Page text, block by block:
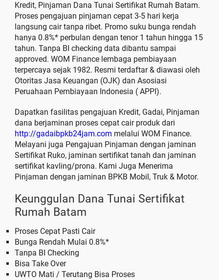
Kredit, Pinjaman Dana Tunai Sertifikat Rumah Batam.
Proses pengajuan pinjaman cepat 3-5 hari kerja
langsung cair tanpa ribet. Promo suku bunga rendah
hanya 0.8%* perbulan dengan tenor 1 tahun hingga 15
tahun. Tanpa BI checking data dibantu sampai
approved. WOM Finance lembaga pembiayaan
terpercaya sejak 1982. Resmi terdaftar & diawasi oleh
Otoritas Jasa Keuangan (OJK) dan Asosiasi
Peruahaan Pembiayaan Indonesia ( APPI).
Dapatkan fasilitas pengajuan Kredit, Gadai, Pinjaman
dana berjaminan proses cepat cair produk dari
http://gadaibpkb24jam.com melalui WOM Finance.
Melayani juga Pengajuan Pinjaman dengan jaminan
Sertifikat Ruko, jaminan sertifikat tanah dan jaminan
sertifikat kavling/prona. Kami Juga Menerima
Pinjaman dengan jaminan BPKB Mobil, Truk & Motor.
Keunggulan Dana Tunai Sertifikat
Rumah Batam
Proses Cepat Pasti Cair
Bunga Rendah Mulai 0.8%*
Tanpa BI Checking
Bisa Take Over
UWTO Mati / Terutang Bisa Proses